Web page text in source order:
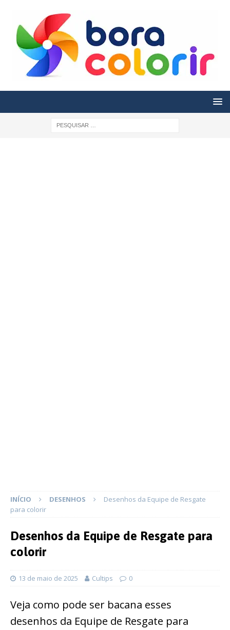
INÍCIO DESENHOS
Desenhos da Equipe de Resgate
para colorir
Desenhos da Equipe de Resgate para
colorir
13 de maio de 2025 Cultips 0
Veja como pode ser bacana esses
desenhos da Equipe de Resgate para